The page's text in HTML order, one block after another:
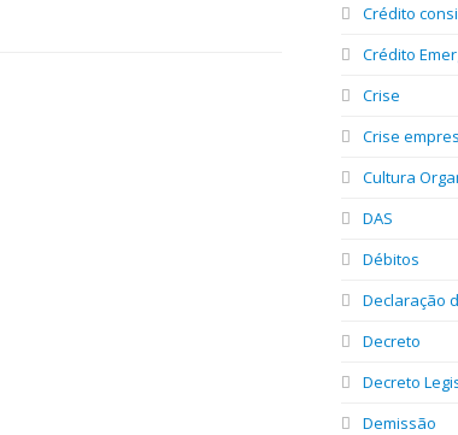
Crédito
Crédito
Crise
Crise
Cultura
DAS
Débitos
Declaração
Decreto
Decreto
Demissão